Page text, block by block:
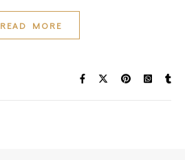
READ MORE